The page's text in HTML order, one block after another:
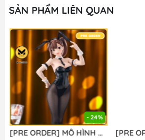
M FIGURE - MÔ HÌNH ANIME CHÍNH
🔥Add: Ngọc Hồi - Hoàng Liệt -
🔥Hotline:090-345-2816or098-777-
🔥Website: https://mfigure.com/
#figure #mo_hinh
#mo_hinh_anime #anime_figure
#mo_hinh_chinh_hang
#figure_chinh_hang #mo_hinh_tinh
#gameprize #scalefigure
---
SẢN PHẨM LIÊN QUAN
- 24%
[PRE ORDER] MÔ HÌNH Seitokai ni mo Ana wa Aru! - Kotobuki Hisako - BiCute Bunnies (FuRyu) FIGURE CHÍNH HÃNG